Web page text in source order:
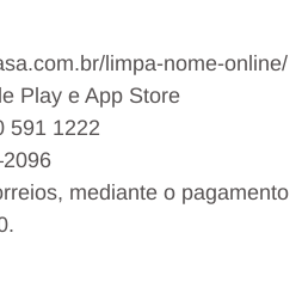
limpa-nome-online/
Play e App Store
591 1222
mediante o pagamento